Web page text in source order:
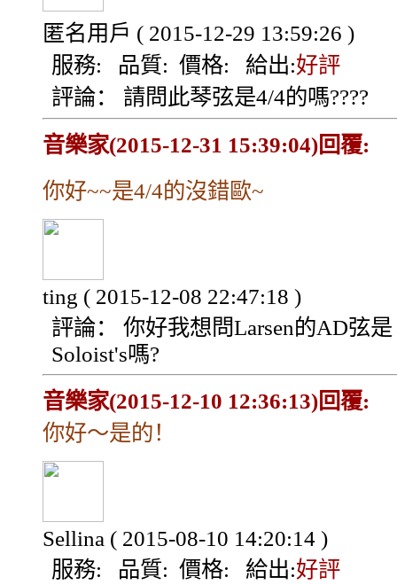
匿名用戶 ( 2015-12-29 13:59:26 )
服務: 品質: 價格: 給出:好評
評論：
請問此琴弦是4/4的嗎????
音樂家(2015-12-31 15:39:04)回覆:
你好~~是4/4的沒錯歐~
ting ( 2015-12-08 22:47:18 )
評論：
你好我想問Larsen的AD弦是
Soloist's嗎?
音樂家(2015-12-10 12:36:13)回覆:
你好～是的！
Sellina ( 2015-08-10 14:20:14 )
服務: 品質: 價格: 給出:好評